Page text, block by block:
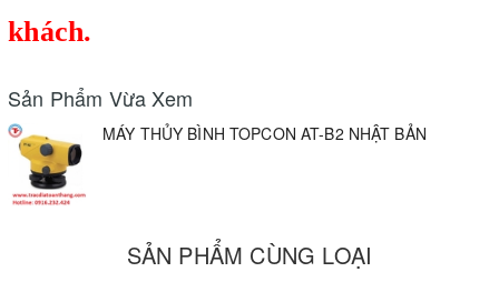
khách.
Sản Phẩm Vừa Xem
MÁY THỦY BÌNH TOPCON AT-B2 NHẬT BẢN
SẢN PHẨM CÙNG LOẠI